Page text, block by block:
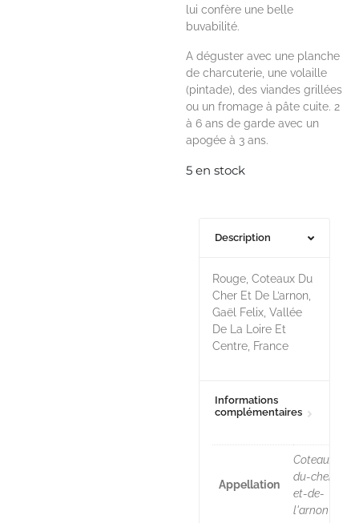
lui confère une belle
buvabilité.
A déguster avec une planche
de charcuterie, une volaille
(pintade), des viandes grillées
ou un fromage à pâte cuite. 2
à 6 ans de garde avec un
apogée à 3 ans.
5 en stock
Description
Rouge, Coteaux Du
Cher Et De L’arnon,
Gaël Felix, Vallée
De La Loire Et
Centre, France
Informations
complémentaires
Appellation
Coteaux-
du-cher-
et-de-
l'arnon